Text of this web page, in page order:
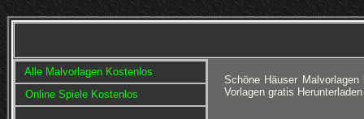
Alle Malvorlagen Kostenlos
Online Spiele Kostenlos
Schöne Häuser
Vorlagen gratis